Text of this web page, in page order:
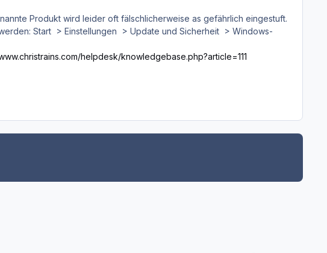
Produkt wird leider oft fälschlicherweise as gefährlich eingestuft.
Start > Einstellungen > Update und Sicherheit > Windows-
helpdesk/knowledgebase.php?article=111